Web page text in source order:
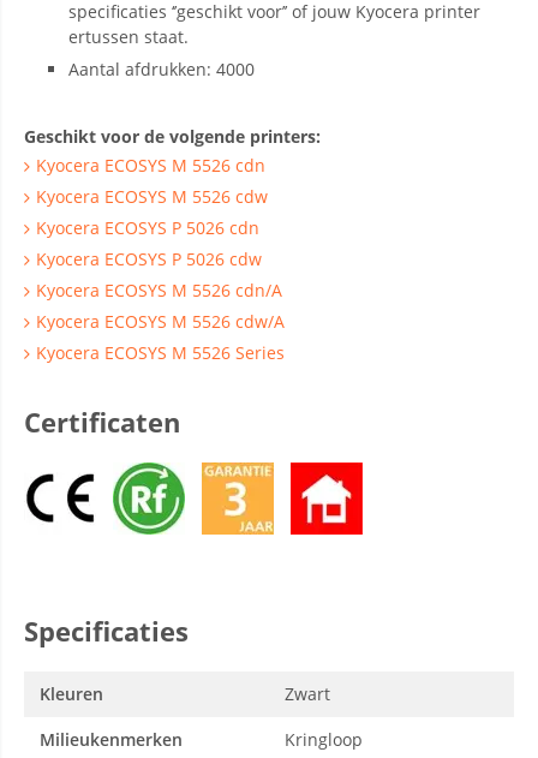
specificaties ‘’geschikt voor’’ of jouw Kyocera printer
ertussen staat.
Aantal afdrukken: 4000
Geschikt voor de volgende printers:
Kyocera ECOSYS M 5526 cdn
Kyocera ECOSYS M 5526 cdw
Kyocera ECOSYS P 5026 cdn
Kyocera ECOSYS P 5026 cdw
Kyocera ECOSYS M 5526 cdn/A
Kyocera ECOSYS M 5526 cdw/A
Kyocera ECOSYS M 5526 Series
Certificaten
Specificaties
Kleuren
Zwart
Milieukenmerken
Kringloop